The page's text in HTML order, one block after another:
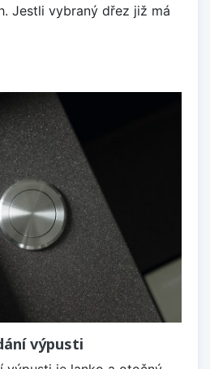
Jestli vybraný dřez již má
výpusti